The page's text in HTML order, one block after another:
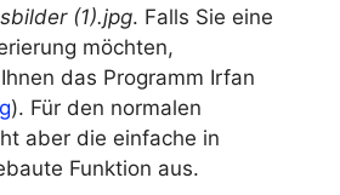
(1).jpg. Falls Sie eine
möchten,
das Programm Irfan
). Für den normalen
aber die einfache in
Funktion aus.